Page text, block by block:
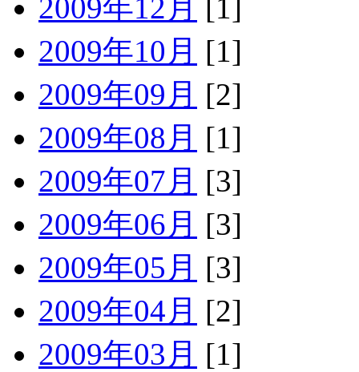
2009年12月 [1]
2009年10月 [1]
2009年09月 [2]
2009年08月 [1]
2009年07月 [3]
2009年06月 [3]
2009年05月 [3]
2009年04月 [2]
2009年03月 [1]